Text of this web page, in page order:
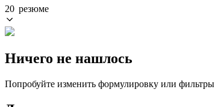
20 резюме
Ничего не нашлось
Попробуйте изменить формулировку или фильтры